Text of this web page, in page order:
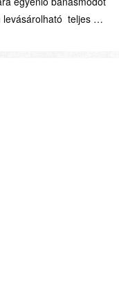
levásárolható teljes …